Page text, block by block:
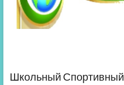
Школьный